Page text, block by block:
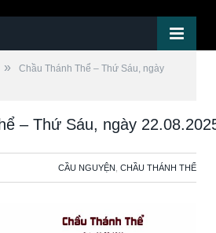
»
Chầu Thánh Thể – Thứ Sáu, ngày
– Thứ Sáu, ngày
CẦU NGUYỆN CHẦU THÁNH THỂ